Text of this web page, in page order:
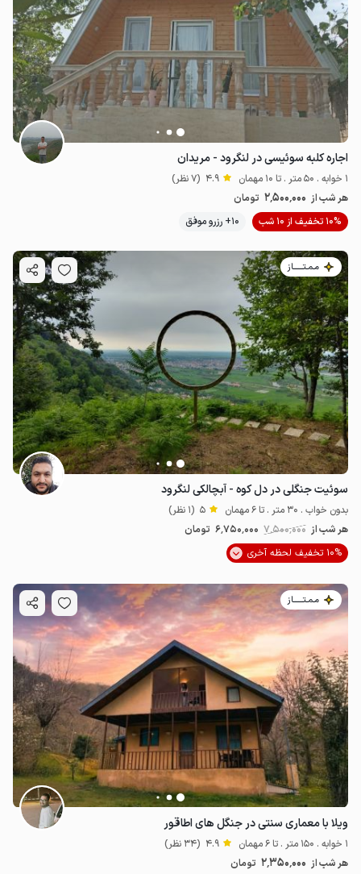
اجاره کلبه سوئیسی در لنگرود - مریدان
1 خوابه . 50 متر . تا 10 مهمان 4.9 (7 نظر)
هر شب از 2٬500٬000 تومان
10% تخفیف از 10 شب
10+ رزرو موفق
مـمـتــــــاز
سوئیت جنگلی در دل کوه - آبچالکی لنگرود
بدون خواب . 30 متر . تا 6 مهمان 5 (1 نظر)
هر شب از 7٬500٬000 6٬750٬000 تومان
10% تخفیف لحظه آخری
مـمـتــــــاز
ویلا با معماری سنتی در جنگل های اطاقور
1 خوابه . 150 متر . تا 6 مهمان 4.9 (34 نظر)
هر شب از 2٬350٬000 تومان